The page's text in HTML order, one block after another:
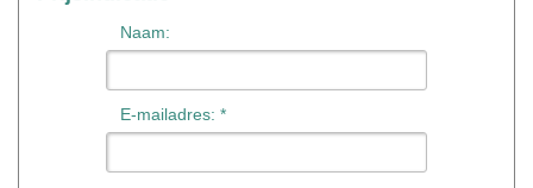
Naam:
E-mailadres: *